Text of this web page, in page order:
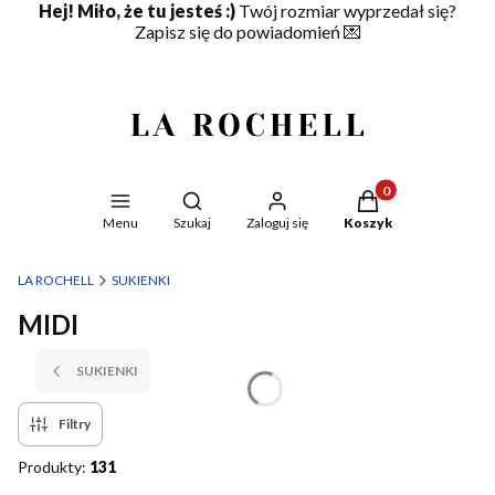
Hej! Miło, że tu jesteś :) Twój rozmiar wyprzedał się?
Zapisz się do powiadomień 💌
Menu
Otwórz wyszukiwarkę
Szukaj Zaloguj się
Produkty w
Koszyk
LA ROCHELL SUKIENKI
MIDI
SUKIENKI
Filtry
Produkty: 131